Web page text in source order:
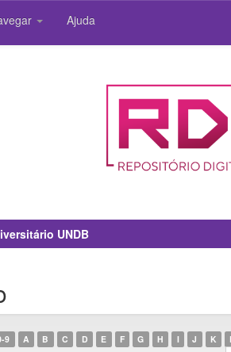
Ajuda
UNDB
9 A B C D E F G H I J K